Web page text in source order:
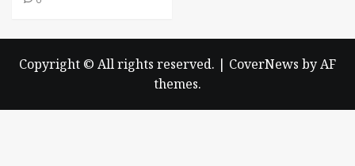
Copyright © All rights reserved. | CoverNews by AF
themes.